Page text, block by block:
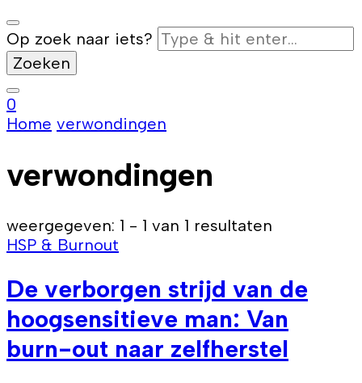
Op zoek naar iets?
0
Home verwondingen
verwondingen
weergegeven: 1 - 1 van 1 resultaten
HSP & Burnout
De verborgen strijd van de
hoogsensitieve man: Van
burn-out naar zelfherstel